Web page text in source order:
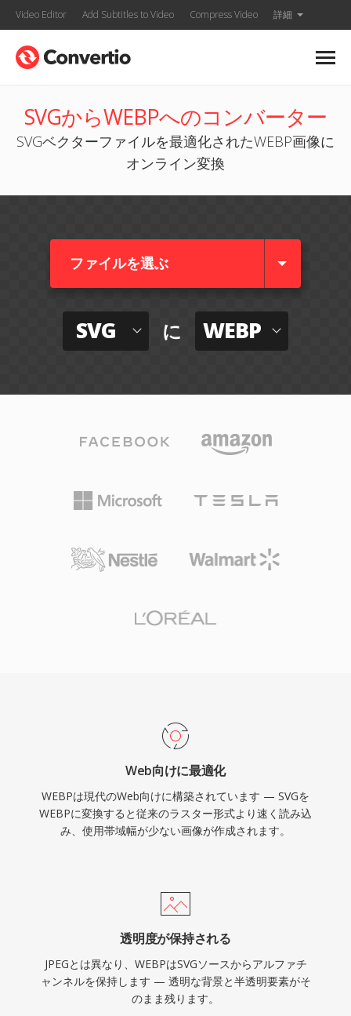
Video Editor Add Subtitles to Video Compress Video 詳細
SVGからWEBPへのコンバーター
SVGベクターファイルを最適化されたWEBP画像に
オンライン変換
ファイルを選ぶ
SVG に WEBP
Web向けに最適化
WEBPは現代のWeb向けに構築されています — SVGを
WEBPに変換すると従来のラスター形式より速く読み込
み、使用帯域幅が少ない画像が作成されます。
透明度が保持される
JPEGとは異なり、WEBPはSVGソースからアルファチ
ャンネルを保持します — 透明な背景と半透明要素がそ
のまま残ります。